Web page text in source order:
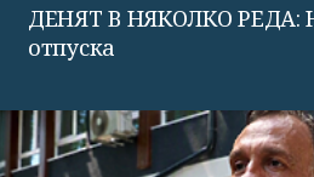
ДЕНЯТ В НЯКОЛКО РЕДА:
отпуска